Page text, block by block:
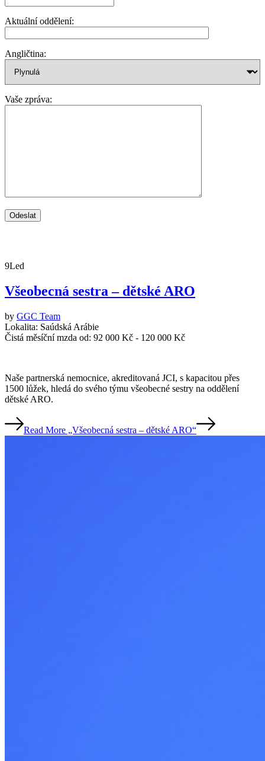
Aktuální oddělení:
Angličtina:
Vaše zpráva:
9Led
Všeobecná sestra – dětské ARO
by GGC Team
Lokalita: Saúdská Arábie
Čistá měsíční mzda od: 92 000 Kč - 120 000 Kč
Naše partnerská nemocnice, akreditovaná JCI, s kapacitou přes
1500 lůžek, hledá do svého týmu všeobecné sestry na oddělení
dětské ARO.
Read More „Všeobecná sestra – dětské ARO“